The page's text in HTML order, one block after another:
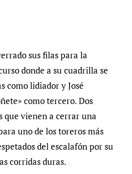
sus filas para la
donde a su cuadrilla se
como lidiador y José
como tercero. Dos
que vienen a cerrar una
uno de los toreros más
del escalafón por su
corridas duras.